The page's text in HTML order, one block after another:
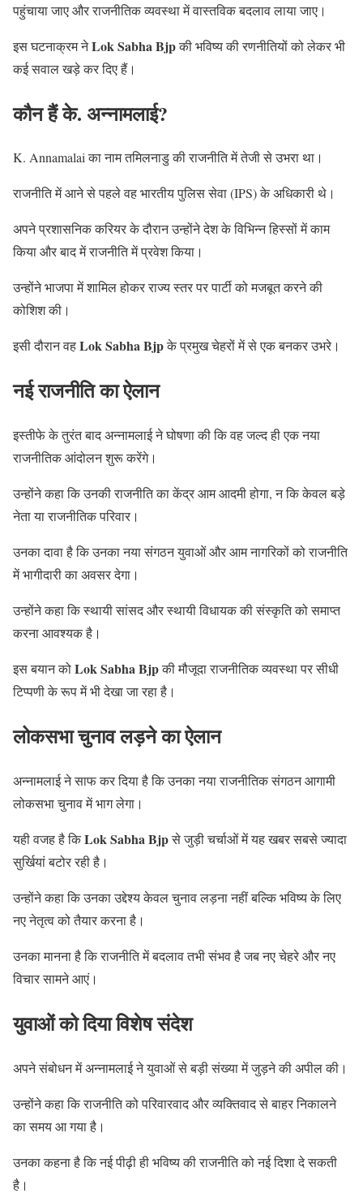
पहुंचाया जाए और राजनीतिक व्यवस्था में वास्तविक बदलाव लाया जाए।
इस घटनाक्रम नेLok Sabha Bjpकी भविष्य की रणनीतियों को लेकर भी
कई सवाल खड़े कर दिए हैं।
कौन हैं के. अन्नामलाई?
K. Annamalai का नाम तमिलनाडु की राजनीति में तेजी से उभरा था।
राजनीति में आने से पहले वह भारतीय पुलिस सेवा (IPS) के अधिकारी थे।
अपने प्रशासनिक करियर के दौरान उन्होंने देश के विभिन्न हिस्सों में काम
किया और बाद में राजनीति में प्रवेश किया।
उन्होंने भाजपा में शामिल होकर राज्य स्तर पर पार्टी को मजबूत करने की
कोशिश की।
इसी दौरान वहLok Sabha Bjpके प्रमुख चेहरों में से एक बनकर उभरे।
नई राजनीति का ऐलान
इस्तीफे के तुरंत बाद अन्नामलाई ने घोषणा की कि वह जल्द ही एक नया
राजनीतिक आंदोलन शुरू करेंगे।
उन्होंने कहा कि उनकी राजनीति का केंद्र आम आदमी होगा, न कि केवल बड़े
नेता या राजनीतिक परिवार।
उनका दावा है कि उनका नया संगठन युवाओं और आम नागरिकों को राजनीति
में भागीदारी का अवसर देगा।
उन्होंने कहा कि स्थायी सांसद और स्थायी विधायक की संस्कृति को समाप्त
करना आवश्यक है।
इस बयान कोLok Sabha Bjpकी मौजूदा राजनीतिक व्यवस्था पर सीधी
टिप्पणी के रूप में भी देखा जा रहा है।
लोकसभा चुनाव लड़ने का ऐलान
अन्नामलाई ने साफ कर दिया है कि उनका नया राजनीतिक संगठन आगामी
लोकसभा चुनाव में भाग लेगा।
यही वजह है किLok Sabha Bjpसे जुड़ी चर्चाओं में यह खबर सबसे ज्यादा
सुर्खियां बटोर रही है।
उन्होंने कहा कि उनका उद्देश्य केवल चुनाव लड़ना नहीं बल्कि भविष्य के लिए
नए नेतृत्व को तैयार करना है।
उनका मानना है कि राजनीति में बदलाव तभी संभव है जब नए चेहरे और नए
विचार सामने आएं।
युवाओं को दिया विशेष संदेश
अपने संबोधन में अन्नामलाई ने युवाओं से बड़ी संख्या में जुड़ने की अपील की।
उन्होंने कहा कि राजनीति को परिवारवाद और व्यक्तिवाद से बाहर निकालने
का समय आ गया है।
उनका कहना है कि नई पीढ़ी ही भविष्य की राजनीति को नई दिशा दे सकती
है।